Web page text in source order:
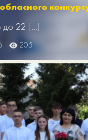
до 22 […]
205